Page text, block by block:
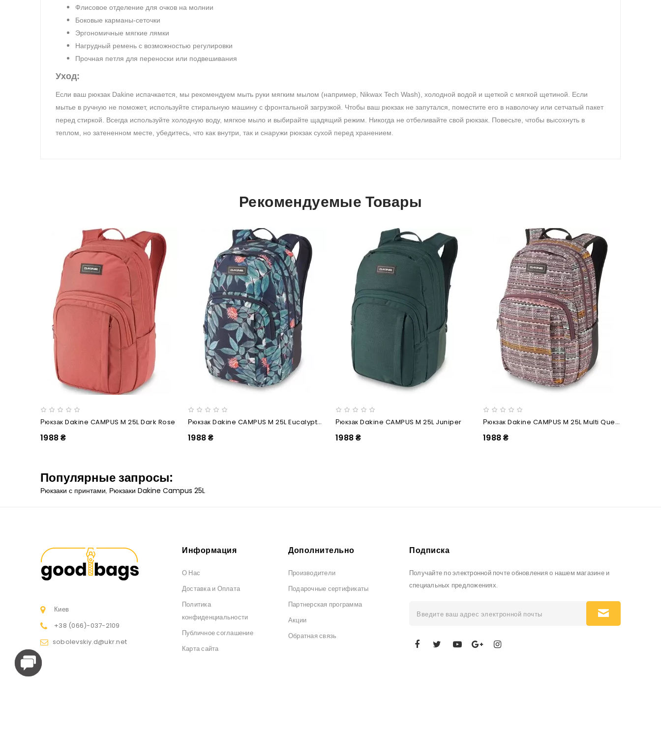
Флисовое отделение для очков на молнии
Боковые карманы-сеточки
Эргономичные мягкие лямки
Нагрудный ремень с возможностью регулировки
Прочная петля для переноски или подвешивания
Уход:
Если ваш рюкзак Dakine испачкается, мы рекомендуем мыть руки мягким мылом (например, Nikwax Tech Wash), холодной водой и щеткой с мягкой щетиной. Если
мытье в ручную не поможет, используйте стиральную машину с фронтальной загрузкой. Чтобы ваш рюкзак не запутался, поместите его в наволочку или сетчатый пакет
перед стиркой. Всегда используйте холодную воду, мягкое мыло и выбирайте щадящий режим. Никогда не отбеливайте свой рюкзак. Повесьте, чтобы высохнуть в
теплом, но затененном месте, убедитесь, что как внутри, так и снаружи рюкзак сухой перед хранением.
Рекомендуемые Товары
Рюкзак Dakine CAMPUS M 25L Dark Rose
1988 ₴
Рюкзак Dakine CAMPUS M 25L Eucalyptus Floral
1988 ₴
Рюкзак Dakine CAMPUS M 25L Juniper
1988 ₴
Рюкзак Dakine CAMPUS M 25L Multi Quest
1988 ₴
Популярные запросы:
Рюкзаки с принтами, Рюкзаки Dakine Campus 25L
Киев
+38 (066)-037-2109
sobolevskiy.d@ukr.net
Информация
О Нас
Доставка и Оплата
Политика
конфиденциальности
Публичное соглашение
Карта сайта
Дополнительно
Производители
Подарочные сертификаты
Партнерская программа
Акции
Обратная связь
Подписка
Получайте по электронной почте обновления о нашем магазине и
специальных предложениях.